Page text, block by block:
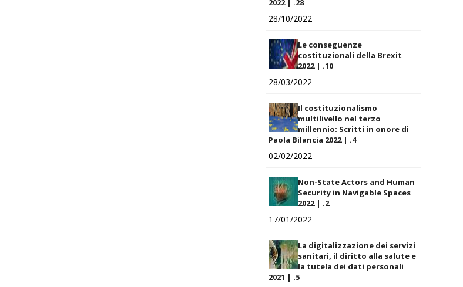
2022 | .28
28/10/2022
Le conseguenze
costituzionali della Brexit
2022 | .10
28/03/2022
Il costituzionalismo
multilivello nel terzo
millennio: Scritti in onore di
Paola Bilancia 2022 | .4
02/02/2022
Non-State Actors and Human
Security in Navigable Spaces
2022 | .2
17/01/2022
La digitalizzazione dei servizi
sanitari, il diritto alla salute e
la tutela dei dati personali
2021 | .5